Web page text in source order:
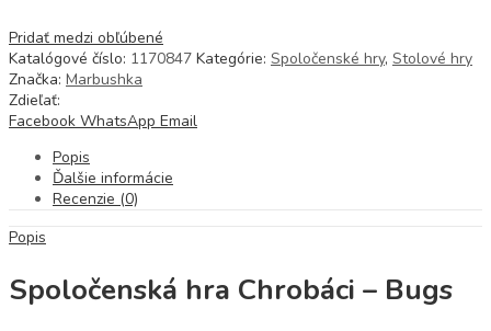
Pridať medzi obľúbené
Katalógové číslo: 1170847 Kategórie: Spoločenské hry, Stolové hry
Značka: Marbushka
Zdieľať:
Facebook WhatsApp Email
Popis
Ďalšie informácie
Recenzie (0)
Popis
Spoločenská hra Chrobáci – Bugs